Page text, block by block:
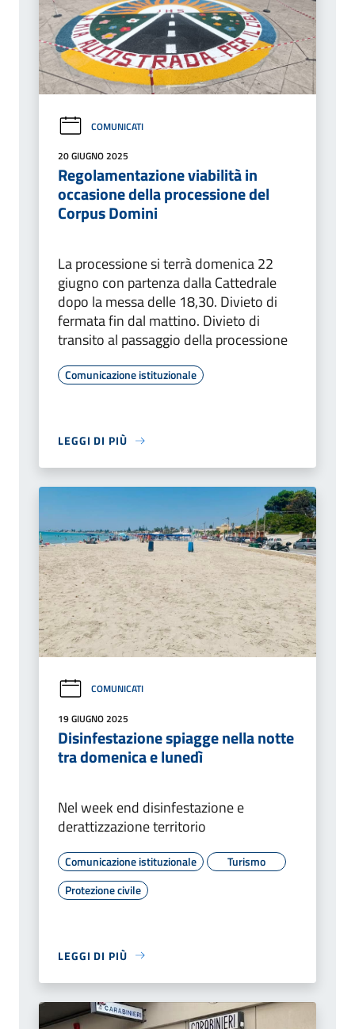
COMUNICATI
20 GIUGNO 2025
Regolamentazione viabilità in
occasione della processione del
Corpus Domini
La processione si terrà domenica 22
giugno con partenza dalla Cattedrale
dopo la messa delle 18,30. Divieto di
fermata fin dal mattino. Divieto di
transito al passaggio della processione
Comunicazione istituzionale
LEGGI DI PIÙ
COMUNICATI
19 GIUGNO 2025
Disinfestazione spiagge nella notte
tra domenica e lunedì
Nel week end disinfestazione e
derattizzazione territorio
Comunicazione istituzionale
Turismo
Protezione civile
LEGGI DI PIÙ